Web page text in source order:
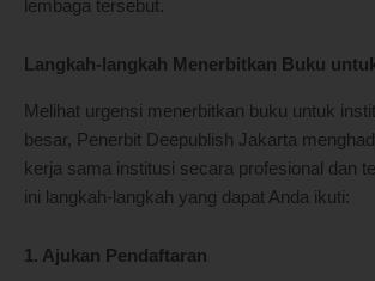
lembaga tersebut.
Langkah-langkah Menerbitkan Buku
Melihat urgensi menerbitkan buku untuk
besar, Penerbit Deepublish Jakarta
kerja sama institusi secara profesional dan
ini langkah-langkah yang dapat Anda ikuti:
1. Ajukan Pendaftaran